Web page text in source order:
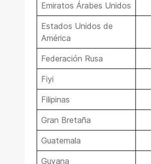
Emiratos Árabes Unidos
Estados Unidos de
América
Federación Rusa
Fiyi
Filipinas
Gran Bretaña
Guatemala
Guyana